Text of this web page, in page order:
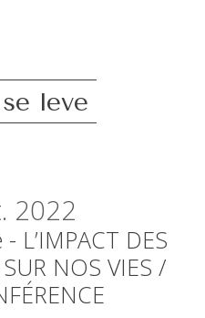
leve
2022
L’IMPACT DES
NOS VIES /